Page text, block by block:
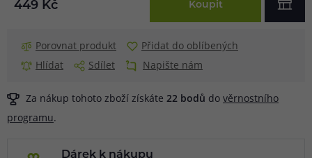
449 Kč Koupit
Porovnat produkt
Přidat do oblíbených
Hlídat
Sdílet Napište nám
Za nákup tohoto zboží získáte 22 bodů do věrnostního
programu.
Dárek k nákupu